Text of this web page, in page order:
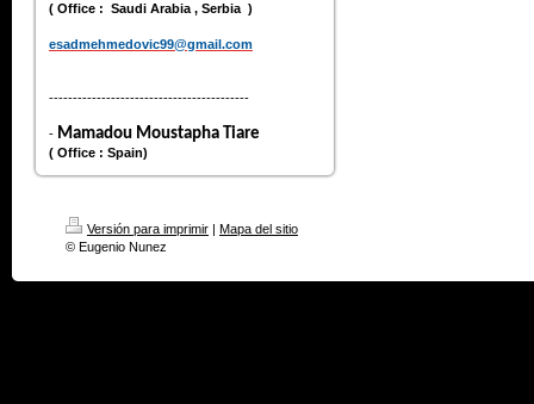
( Office : Saudi Arabia , Serbia )
esadmehmedovic99@gmail.com
------------------------------------------
- Mamadou Moustapha Tiare
( Office : Spain)
Versión para imprimir | Mapa del sitio
© Eugenio Nunez